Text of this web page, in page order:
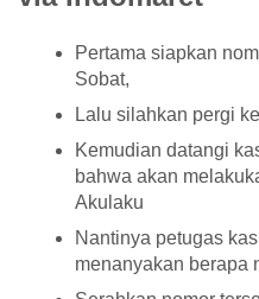
Pertama siapkan
Sobat,
Lalu silahkan pergi
Kemudian datangi
bahwa akan
Akulaku
Nantinya petugas
menanyakan berapa